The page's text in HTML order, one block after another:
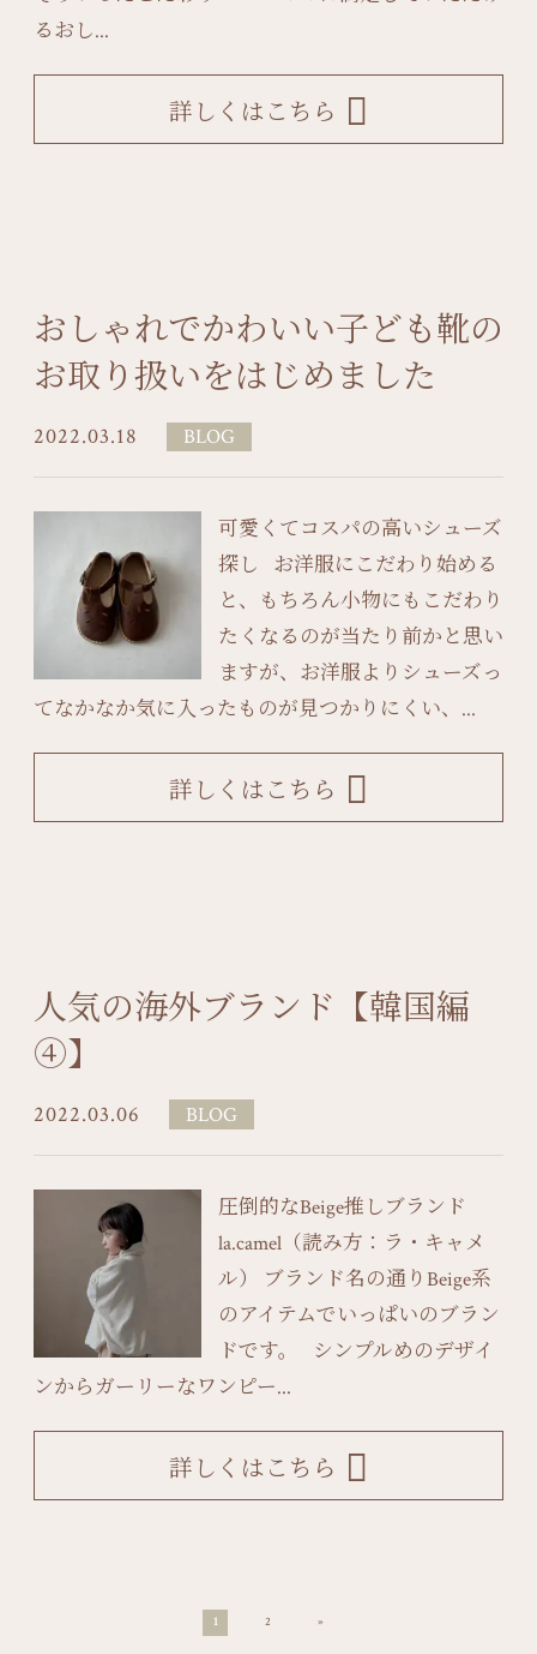
るおし...
詳しくはこちら
おしゃれでかわいい子ども靴の
お取り扱いをはじめました
2022.03.18 BLOG
可愛くてコスパの高いシューズ
探し お洋服にこだわり始める
と、もちろん小物にもこだわり
たくなるのが当たり前かと思い
ますが、お洋服よりシューズっ
てなかなか気に入ったものが見つかりにくい、...
詳しくはこちら
人気の海外ブランド【韓国編
④】
2022.03.06 BLOG
圧倒的なBeige推しブランド
la.camel（読み方：ラ・キャメ
ル） ブランド名の通りBeige系
のアイテムでいっぱいのブラン
ドです。 シンプルめのデザイ
ンからガーリーなワンピー...
詳しくはこちら
1 2 »